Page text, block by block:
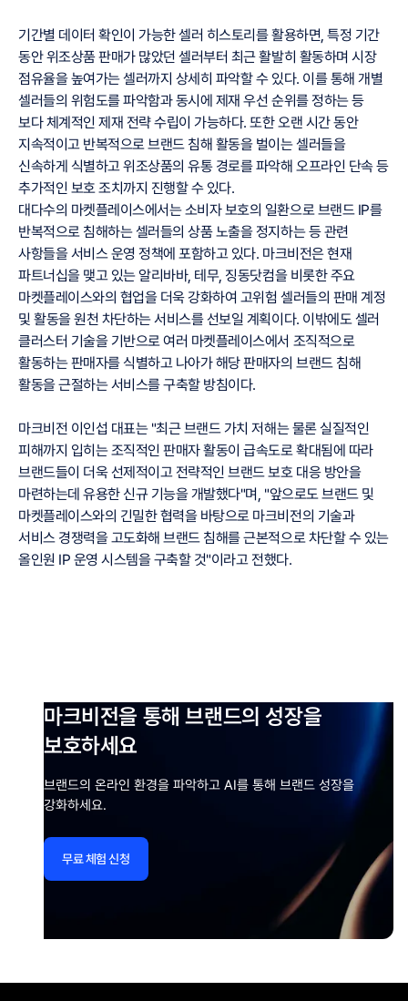
기간별 데이터 확인이 가능한 셀러 히스토리를 활용하면, 특정 기간
동안 위조상품 판매가 많았던 셀러부터 최근 활발히 활동하며 시장
점유율을 높여가는 셀러까지 상세히 파악할 수 있다. 이를 통해 개별
셀러들의 위험도를 파악함과 동시에 제재 우선 순위를 정하는 등
보다 체계적인 제재 전략 수립이 가능하다. 또한 오랜 시간 동안
지속적이고 반복적으로 브랜드 침해 활동을 벌이는 셀러들을
신속하게 식별하고 위조상품의 유통 경로를 파악해 오프라인 단속 등
추가적인 보호 조치까지 진행할 수 있다.
대다수의 마켓플레이스에서는 소비자 보호의 일환으로 브랜드 IP를
반복적으로 침해하는 셀러들의 상품 노출을 정지하는 등 관련
사항들을 서비스 운영 정책에 포함하고 있다. 마크비전은 현재
파트너십을 맺고 있는 알리바바, 테무, 징동닷컴을 비롯한 주요
마켓플레이스와의 협업을 더욱 강화하여 고위험 셀러들의 판매 계정
및 활동을 원천 차단하는 서비스를 선보일 계획이다. 이밖에도 셀러
클러스터 기술을 기반으로 여러 마켓플레이스에서 조직적으로
활동하는 판매자를 식별하고 나아가 해당 판매자의 브랜드 침해
활동을 근절하는 서비스를 구축할 방침이다.
마크비전 이인섭 대표는 "최근 브랜드 가치 저해는 물론 실질적인
피해까지 입히는 조직적인 판매자 활동이 급속도로 확대됨에 따라
브랜드들이 더욱 선제적이고 전략적인 브랜드 보호 대응 방안을
마련하는데 유용한 신규 기능을 개발했다"며, "앞으로도 브랜드 및
마켓플레이스와의 긴밀한 협력을 바탕으로 마크비전의 기술과
서비스 경쟁력을 고도화해 브랜드 침해를 근본적으로 차단할 수 있는
올인원 IP 운영 시스템을 구축할 것"이라고 전했다.
마크비전을 통해 브랜드의 성장을
보호하세요
브랜드의 온라인 환경을 파악하고 AI를 통해 브랜드 성장을
강화하세요.
무료 체험 신청